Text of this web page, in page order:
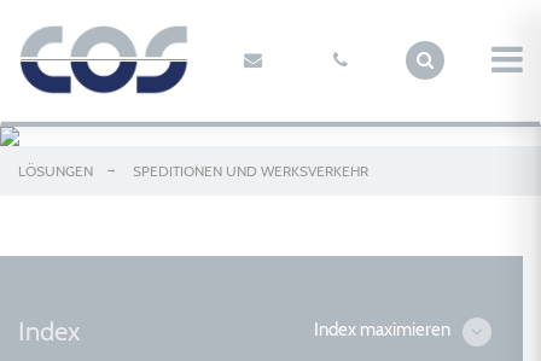
LÖSUNGEN SPEDITIONEN UND WERKSVERKEHR
Index Index maximieren